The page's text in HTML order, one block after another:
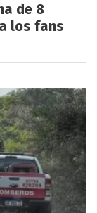
de 8
los fans